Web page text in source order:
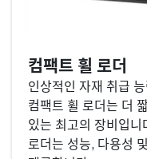
컴팩트 휠 로더
인상적인 자재 취급
컴팩트 휠 로더는 더
있는 최고의 장비입니
로더는 성능, 다용성